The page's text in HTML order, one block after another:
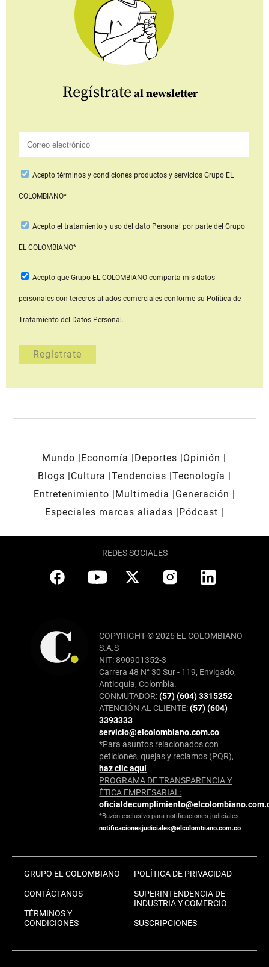
Regístrate al newsletter
Aceptotérminos y condiciones productos y serviciosGrupo EL
COLOMBIANO*
Acepto el tratamiento y uso del dato Personal por parte del Grupo
EL COLOMBIANO*
Acepto que Grupo EL COLOMBIANOcomparta mis datos
personales con terceros aliados comerciales conforme su Política de
Tratamiento del Datos Personal.
Mundo Economía Deportes
Opinión
Blogs
Cultura Tendencias Tecnología
Entretenimiento
Multimedia
Generación
Especiales marcas aliadas
Pódcast
REDES SOCIALES
COPYRIGHT © 2026 EL COLOMBIANO
S.A.S
NIT: 890901352-3
Carrera 48 N° 30 Sur - 119, Envigado,
Antioquia, Colombia.
CONMUTADOR:(57) (604) 3315252
ATENCIÓN AL CLIENTE:(57) (604)
3393333
servicio@elcolombiano.com.co
*Para asuntos relacionados con
peticiones, quejas y reclamos (PQR),
haz clic aquí
PROGRAMA DE TRANSPARENCIA Y
ÉTICA EMPRESARIAL:
*Buzón exclusivo para notificaciones judiciales:
notificacionesjudiciales@elcolombiano.com.co
GRUPO EL COLOMBIANO
CONTÁCTANOS
TÉRMINOS Y
CONDICIONES
POLÍTICA DE PRIVACIDAD
SUPERINTENDENCIA DE
INDUSTRIA Y COMERCIO
SUSCRIPCIONES